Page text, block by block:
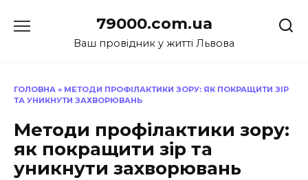
до
79000.com.ua
Ваш провідник у житті Львова
ГОЛОВНА » МЕТОДИ ПРОФІЛАКТИКИ ЗОРУ: ЯК ПОКРАЩИТИ ЗІР
ТА УНИКНУТИ ЗАХВОРЮВАНЬ
Методи профілактики зору:
як покращити зір та
уникнути захворювань